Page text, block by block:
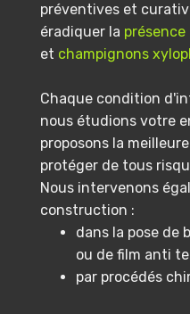
préventives et
éradiquer la
et champignons
Chaque condition
nous étudions votre
proposons la
protéger de tous
Nous intervenons
construction :
dans la pose de
ou de film anti
par procédés